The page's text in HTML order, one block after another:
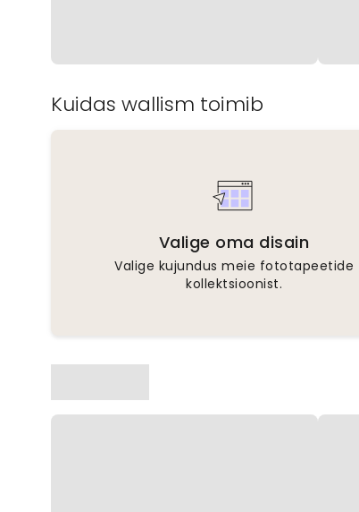
Kuidas wallism toimib
Valige oma disain
Valige kujundus meie fototapeetide
kollektsioonist.